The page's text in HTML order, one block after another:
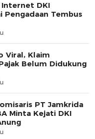
Internet DKI
Pengadaan Tembus
Viral, Klaim
Belum Didukung
PT Jamkrida
Minta Kejati DKI